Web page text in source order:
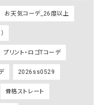
お天気コーデ_26度以上
プリント・ロゴTコーデ
2026ss0529
骨格ストレート